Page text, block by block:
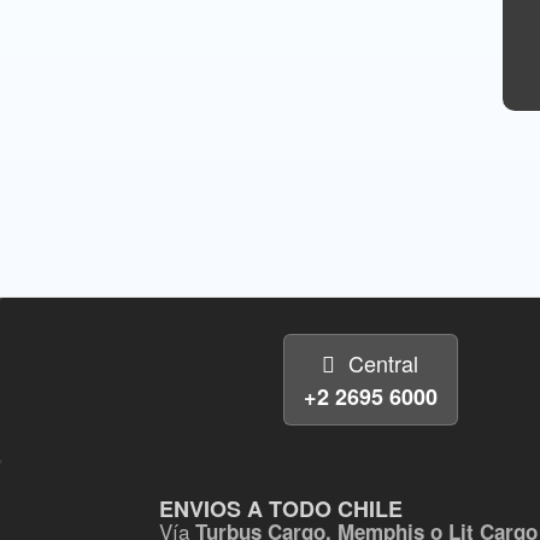
Central
+2 2695 6000
ENVIOS A TODO CHILE
Vía Turbus Cargo, Memphis o Lit Cargo